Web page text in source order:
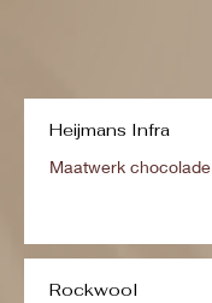
Heijmans Infra
Maatwerk chocolade
Rockwool